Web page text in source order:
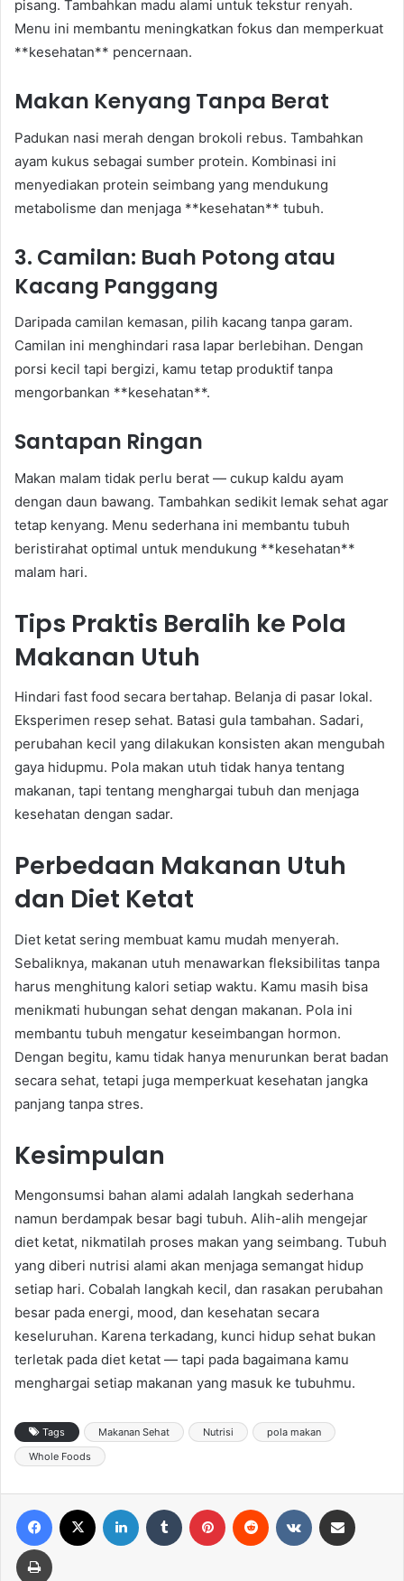
pisang. Tambahkan madu alami untuk tekstur renyah.
Menu ini membantu meningkatkan fokus dan memperkuat
**kesehatan** pencernaan.
Makan Kenyang Tanpa Berat
Padukan nasi merah dengan brokoli rebus. Tambahkan
ayam kukus sebagai sumber protein. Kombinasi ini
menyediakan protein seimbang yang mendukung
metabolisme dan menjaga **kesehatan** tubuh.
3. Camilan: Buah Potong atau
Kacang Panggang
Daripada camilan kemasan, pilih kacang tanpa garam.
Camilan ini menghindari rasa lapar berlebihan. Dengan
porsi kecil tapi bergizi, kamu tetap produktif tanpa
mengorbankan **kesehatan**.
Santapan Ringan
Makan malam tidak perlu berat — cukup kaldu ayam
dengan daun bawang. Tambahkan sedikit lemak sehat agar
tetap kenyang. Menu sederhana ini membantu tubuh
beristirahat optimal untuk mendukung **kesehatan**
malam hari.
Tips Praktis Beralih ke Pola
Makanan Utuh
Hindari fast food secara bertahap. Belanja di pasar lokal.
Eksperimen resep sehat. Batasi gula tambahan. Sadari,
perubahan kecil yang dilakukan konsisten akan mengubah
gaya hidupmu. Pola makan utuh tidak hanya tentang
makanan, tapi tentang menghargai tubuh dan menjaga
kesehatan dengan sadar.
Perbedaan Makanan Utuh
dan Diet Ketat
Diet ketat sering membuat kamu mudah menyerah.
Sebaliknya, makanan utuh menawarkan fleksibilitas tanpa
harus menghitung kalori setiap waktu. Kamu masih bisa
menikmati hubungan sehat dengan makanan. Pola ini
membantu tubuh mengatur keseimbangan hormon.
Dengan begitu, kamu tidak hanya menurunkan berat badan
secara sehat, tetapi juga memperkuat kesehatan jangka
panjang tanpa stres.
Kesimpulan
Mengonsumsi bahan alami adalah langkah sederhana
namun berdampak besar bagi tubuh. Alih-alih mengejar
diet ketat, nikmatilah proses makan yang seimbang. Tubuh
yang diberi nutrisi alami akan menjaga semangat hidup
setiap hari. Cobalah langkah kecil, dan rasakan perubahan
besar pada energi, mood, dan kesehatan secara
keseluruhan. Karena terkadang, kunci hidup sehat bukan
terletak pada diet ketat — tapi pada bagaimana kamu
menghargai setiap makanan yang masuk ke tubuhmu.
Tags Makanan Sehat Nutrisi
pola makan
Whole Foods